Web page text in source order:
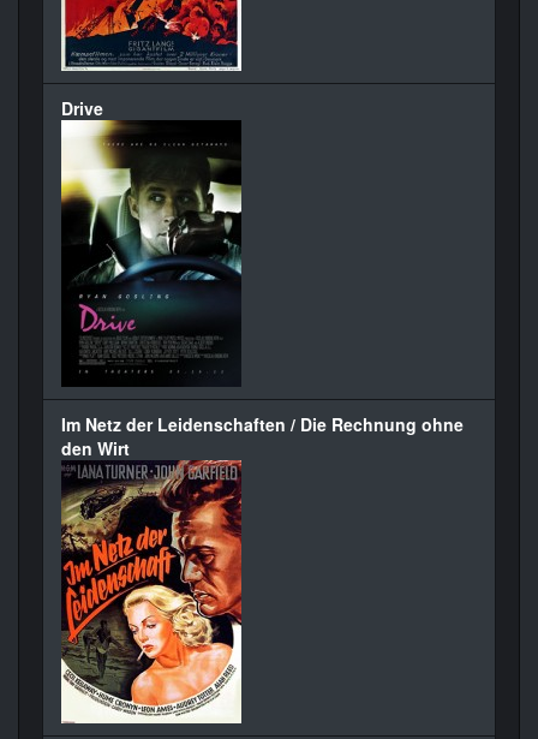
Drive
Im Netz der Leidenschaften / Die Rechnung ohne
den Wirt